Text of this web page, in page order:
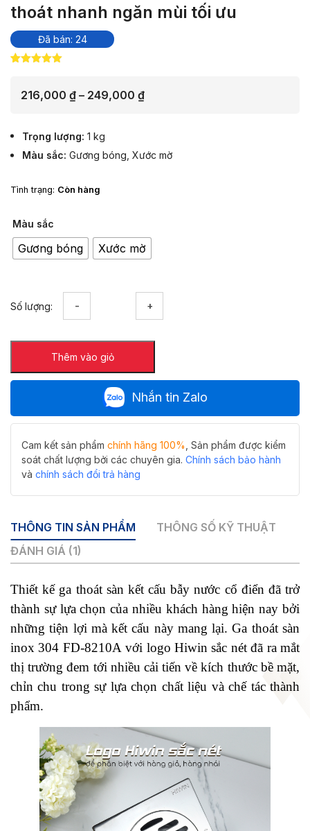
thoát nhanh ngăn mùi tối ưu
Đã bán: 24
đánh giá
216,000 ₫ – 249,000 ₫Khoảng
đến
Trọng lượng 1 kg
Màu sắc Gương bóng Xước mờ
Tình trạng: Còn hàng
Màu sắc
Gương bóng Xước mờ
Số lượng:
inox
304
FD-
8210A
thoát
nhanh
mùi
tối
ưu
Thêm vào giỏ
Nhắn tin Zalo
Cam kết sản phẩm chính hãng 100% , Sản phẩm được kiểm
soát chất lượng bởi các chuyên gia. Chính sách bảo hành
và chính sách đổi trả hàng
THÔNG TIN SẢN PHẨM
THÔNG SỐ KỸ THUẬT
ĐÁNH GIÁ (1)
Thiết kế ga thoát sàn kết cấu bẫy nước cổ điển đã trở
thành sự lựa chọn của nhiều khách hàng hiện nay bởi
những tiện lợi mà kết cấu này mang lại. Ga thoát sàn
inox 304 FD-8210A với logo Hiwin sắc nét đã ra mắt
thị trường đem tới nhiều cải tiến về kích thước bề mặt,
chỉn chu trong sự lựa chọn chất liệu và chế tác thành
phẩm.